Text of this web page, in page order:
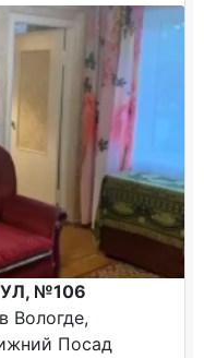
№106
Вологде,
Посад